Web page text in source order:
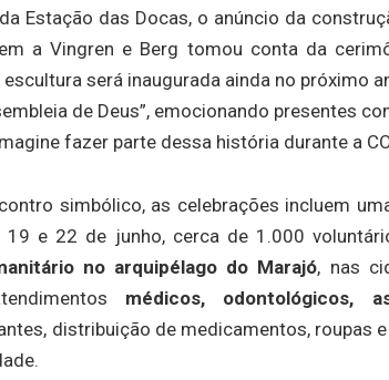
Estação das Docas, o anúncio da
a Vingren e Berg tomou conta da
será inaugurada ainda no próximo
de Deus”, emocionando presentes
fazer parte dessa história durante a
simbólico, as celebrações incluem
19 e 22 de junho, cerca de 1.000
no arquipélago do Marajó, nas
médicos, odontológicos,
distribuição de medicamentos, roupas